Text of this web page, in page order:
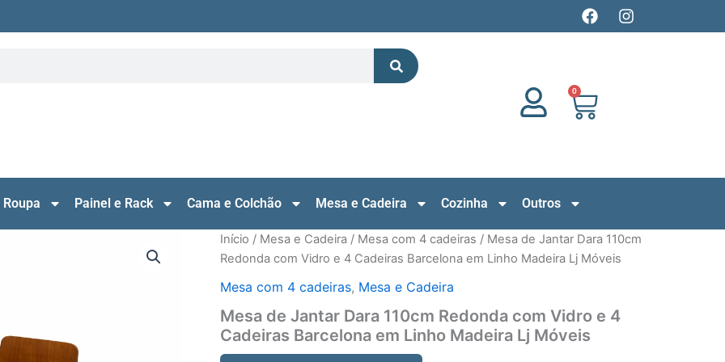
F
a
o
k
I
n
Search
0
Cart
Painel e Rack Cama e Colchão Mesa e Cadeira Cozinha Outros
Início / Mesa e Cadeira / Mesa com 4 cadeiras / Mesa de Jantar Dara 110cm
Redonda com Vidro e 4 Cadeiras Barcelona em Linho Madeira Lj Móveis
Mesa com 4 cadeiras, Mesa e Cadeira
Mesa de Jantar Dara 110cm Redonda com Vidro e 4
Cadeiras Barcelona em Linho Madeira Lj Móveis